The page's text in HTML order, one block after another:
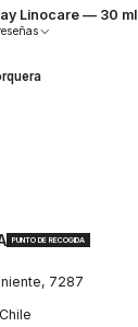
Linocare — 30 ml
reseñas
PUNTO DE RECOGIDA
7287